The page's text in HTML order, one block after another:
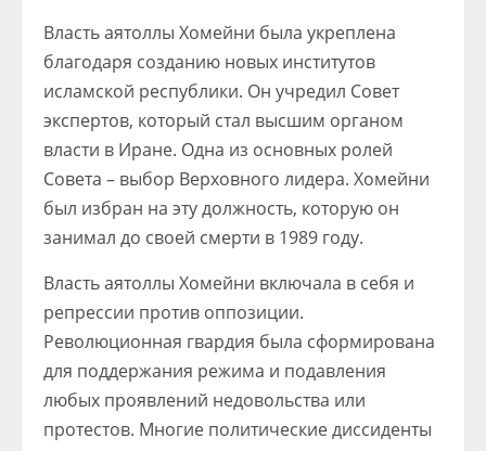
Власть аятоллы Хомейни была укреплена
благодаря созданию новых институтов
исламской республики. Он учредил Совет
экспертов, который стал высшим органом
власти в Иране. Одна из основных ролей
Совета – выбор Верховного лидера. Хомейни
был избран на эту должность, которую он
занимал до своей смерти в 1989 году.
Власть аятоллы Хомейни включала в себя и
репрессии против оппозиции.
Революционная гвардия была сформирована
для поддержания режима и подавления
любых проявлений недовольства или
протестов. Многие политические диссиденты